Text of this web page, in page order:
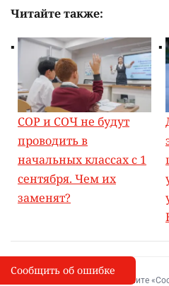
Читайте также:
СОР и СОЧ не будут
проводить в
начальных классах с 1
сентября. Чем их
заменят?
I
Сообщить об опечатке
Выделите фрагмент и нажмите
Сообщить об ошибке